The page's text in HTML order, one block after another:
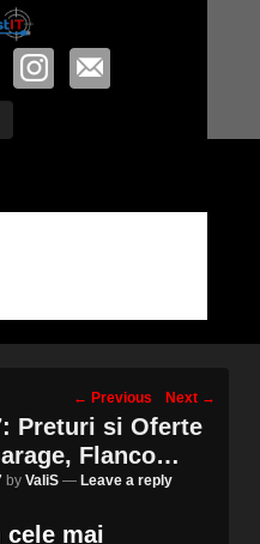
Post
navigation
← Previous Next →
Preturi si Oferte
Flanco…
by ValiS — Leave a reply
mai